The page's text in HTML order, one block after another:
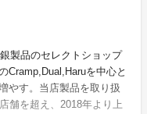
製品のセレクトショップ
Cramp,Dual,Haruを中心と
やす。当店製品を取り扱
舗を超え、2018年より上